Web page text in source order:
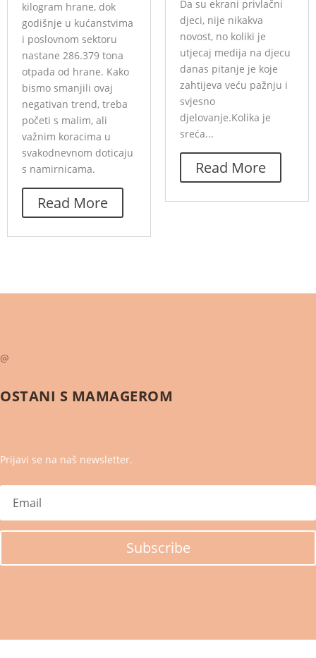
kilogram hrane, dok
godišnje u kućanstvima
i poslovnom sektoru
nastane 286.379 tona
otpada od hrane. Kako
bismo smanjili ovaj
negativan trend, treba
početi s malim, ali
važnim koracima u
svakodnevnom doticaju
s namirnicama.
Read More
Da su ekrani privlačni
djeci, nije nikakva
novost, no koliki je
utjecaj medija na djecu
danas pitanje je koje
zahtijeva veću pažnju i
svjesno
djelovanje.Kolika je
sreća...
Read More
@
OSTANI S MAMAGEROM
Prijavi se na naš newsletter.
Subscribe